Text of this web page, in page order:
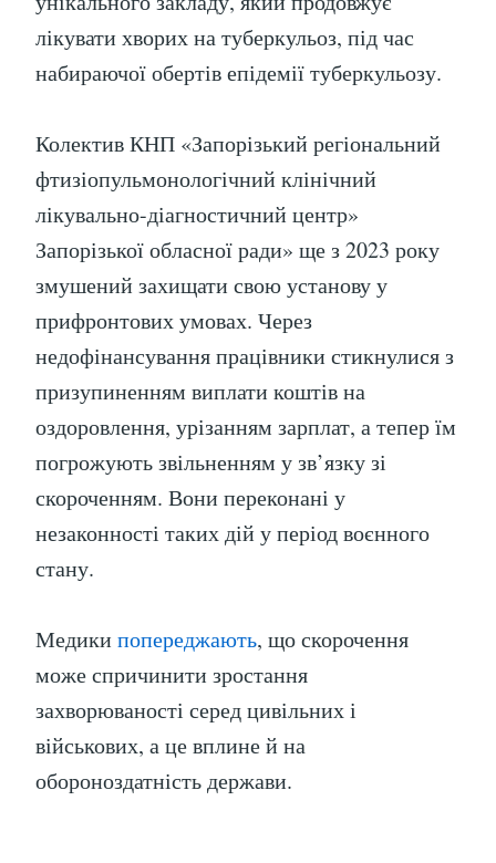
лікувати хворих на туберкульоз, під час
набираючої обертів епідемії туберкульозу.
Колектив КНП «Запорізький регіональний
фтизіопульмонологічний клінічний
лікувально-діагностичний центр»
Запорізької обласної ради» ще з 2023 року
змушений захищати свою установу у
прифронтових умовах. Через
недофінансування працівники стикнулися з
призупиненням виплати коштів на
оздоровлення, урізанням зарплат, а тепер їм
погрожують звільненням у зв’язку зі
скороченням. Вони переконані у
незаконності таких дій у період воєнного
стану.
Медики попереджають, що скорочення
може спричинити зростання
захворюваності серед цивільних і
військових, а це вплине й на
обороноздатність держави.